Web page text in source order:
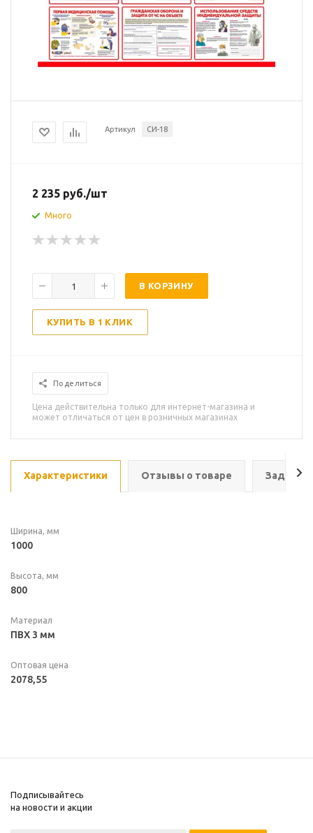
Артикул СИ-18
2 235 руб./шт
Много
В КОРЗИНУ
КУПИТЬ В 1 КЛИК
Поделиться
Цена действительна только для интернет-магазина и
может отличаться от цен в розничных магазинах
Характеристики Отзывы о товаре Задать
Ширина, мм
1000
Высота, мм
800
Материал
ПВХ 3 мм
Оптовая цена
2078,55
Подписывайтесь
на новости и акции